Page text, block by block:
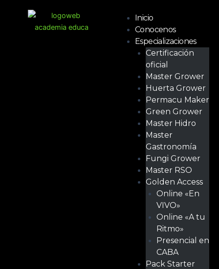
Inicio
Conocenos
Especializaciones
Certificación
oficial
Master Grower
Huerta Grower
Permacu Maker
Green Grower
Master Hidro
Master
Gastronomía
Fungi Grower
Master RSO
Golden Access
Online «En
VIVO»
Online «A tu
Ritmo»
Presencial en
CABA
Pack Starter
Menú